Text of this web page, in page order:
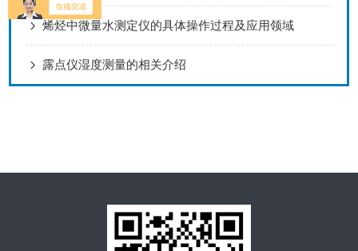
烯烃中微量水测定仪的具体操作过程及应用领域
露点仪湿度测量的相关介绍